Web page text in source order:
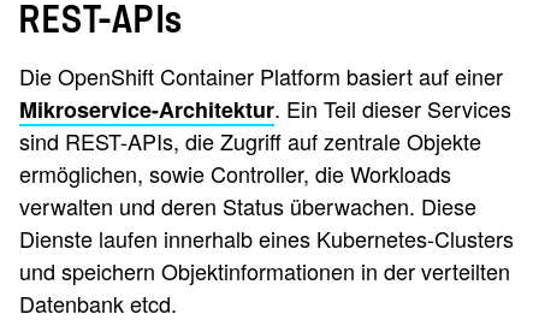
REST-APIs
Die OpenShift Container Platform basiert auf einer
Mikroservice-Architektur. Ein Teil dieser Services
sind REST-APIs, die Zugriff auf zentrale Objekte
ermöglichen, sowie Controller, die Workloads
verwalten und deren Status überwachen. Diese
Dienste laufen innerhalb eines Kubernetes-Clusters
und speichern Objektinformationen in der verteilten
Datenbank etcd.